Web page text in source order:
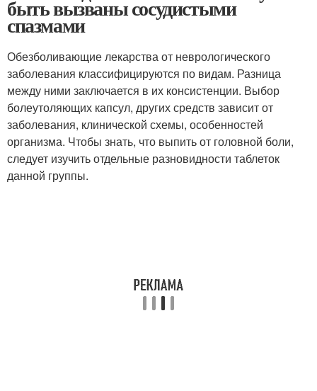
быть вызваны сосудистыми
спазмами
Обезболивающие лекарства от неврологического
заболевания классифицируются по видам. Разница
между ними заключается в их консистенции. Выбор
болеутоляющих капсул, других средств зависит от
заболевания, клинической схемы, особенностей
организма. Чтобы знать, что выпить от головной боли,
следует изучить отдельные разновидности таблеток
данной группы.